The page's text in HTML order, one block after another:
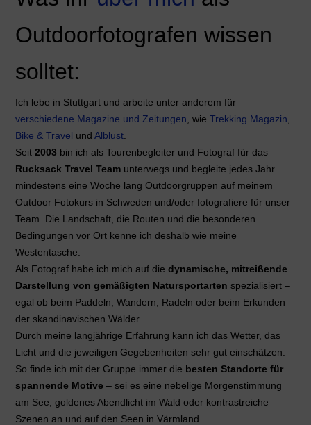
Outdoorfotografen wissen
solltet:
Ich lebe in Stuttgart und arbeite unter anderem für
verschiedene Magazine und Zeitungen , wie Trekking Magazin
Bike & Travel und Alblust.
Seit 2003 bin ich als Tourenbegleiter und Fotograf für das
Rucksack Travel Teamunterwegs und begleite jedes Jahr
mindestens eine Woche lang Outdoorgruppen auf meinem
Outdoor Fotokurs in Schweden und/oder fotografiere für unser
Team. Die Landschaft, die Routen und die besonderen
Bedingungen vor Ort kenne ich deshalb wie meine
Westentasche.
Als Fotograf habe ich mich auf die dynamische, mitreißende
Darstellung von gemäßigten Natursportarten spezialisiert –
egal ob beim Paddeln, Wandern, Radeln oder beim Erkunden
der skandinavischen Wälder.
Durch meine langjährige Erfahrung kann ich das Wetter, das
Licht und die jeweiligen Gegebenheiten sehr gut einschätzen.
So finde ich mit der Gruppe immer die besten Standorte für
spannende Motive – sei es eine nebelige Morgenstimmung
am See, goldenes Abendlicht im Wald oder kontrastreiche
Szenen an und auf den Seen in Värmland.